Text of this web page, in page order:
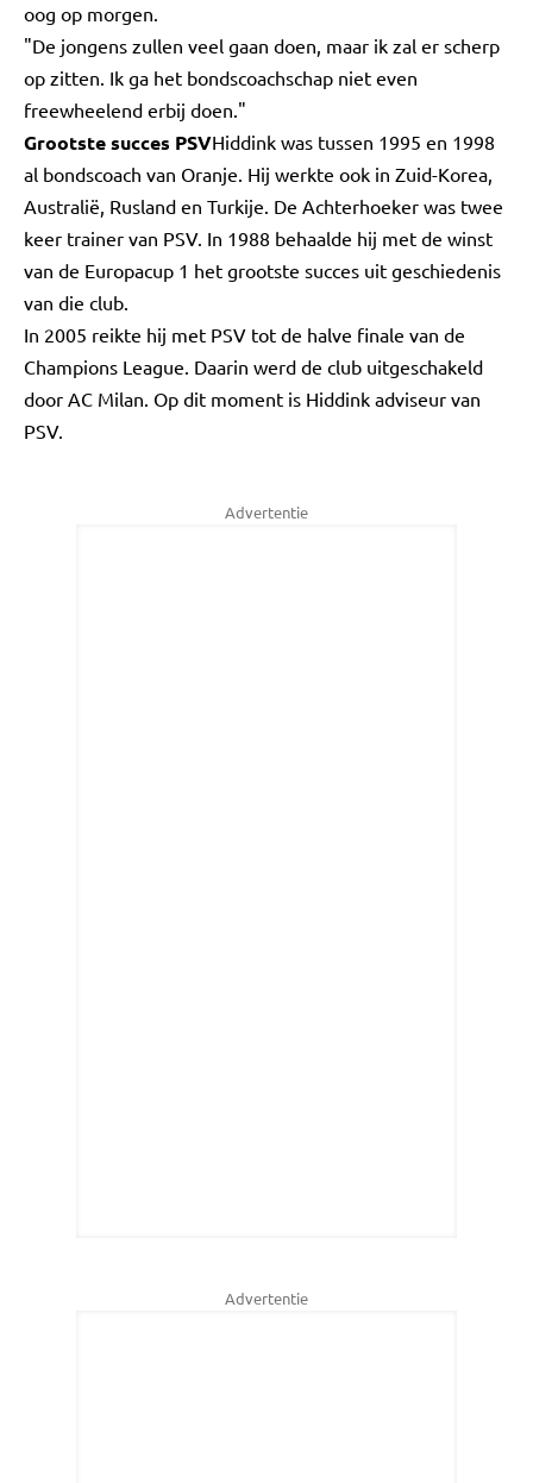
oog op morgen.
"De jongens zullen veel gaan doen, maar ik zal er scherp
op zitten. Ik ga het bondscoachschap niet even
freewheelend erbij doen."
Grootste succes PSVHiddink was tussen 1995 en 1998
al bondscoach van Oranje. Hij werkte ook in Zuid-Korea,
Australië, Rusland en Turkije. De Achterhoeker was twee
keer trainer van PSV. In 1988 behaalde hij met de winst
van de Europacup 1 het grootste succes uit geschiedenis
van die club.
In 2005 reikte hij met PSV tot de halve finale van de
Champions League. Daarin werd de club uitgeschakeld
door AC Milan. Op dit moment is Hiddink adviseur van
PSV.
Advertentie
Advertentie